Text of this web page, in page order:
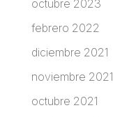
octubre 2023
febrero 2022
diciembre 2021
noviembre 2021
octubre 2021